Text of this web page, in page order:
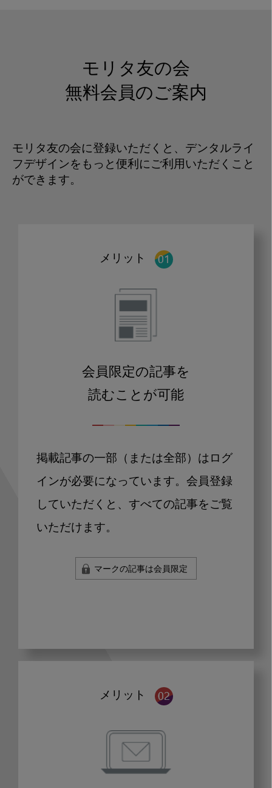
モリタ友の会
無料会員のご案内
モリタ友の会に登録いただくと、デンタルライ
フデザインをもっと便利にご利用いただくこと
ができます。
メリット
会員限定の記事を
読むことが可能
掲載記事の一部（または全部）はログ
インが必要になっています。会員登録
していただくと、すべての記事をご覧
いただけます。
マークの記事は会員限定
メリット